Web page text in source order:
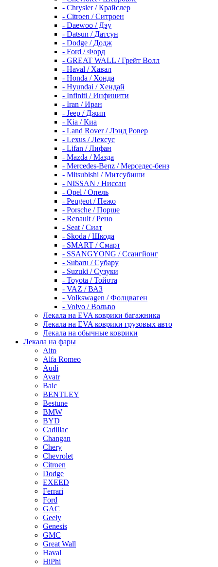
- Chrysler / Крайслер
- Citroen / Ситроен
- Daewoo / Дэу
- Datsun / Датсун
- Dodge / Додж
- Ford / Форд
- GREAT WALL / Грейт Волл
- Haval / Хавал
- Honda / Хонда
- Hyundai / Хендай
- Infiniti / Инфинити
- Iran / Иран
- Jeep / Джип
- Kia / Киа
- Land Rover / Лэнд Ровер
- Lexus / Лексус
- Lifan / Лифан
- Mazda / Мазда
- Mercedes-Benz / Мерседес-бенз
- Mitsubishi / Митсубиши
- NISSAN / Ниссан
- Opel / Опель
- Peugeot / Пежо
- Porsche / Порше
- Renault / Рено
- Seat / Сиат
- Skoda / Шкода
- SMART / Смарт
- SSANGYONG / Ссангйонг
- Subaru / Субару
- Suzuki / Сузуки
- Toyota / Тойота
- VAZ / ВАЗ
- Volkswagen / Фолцваген
- Volvo / Вольво
Лекала на EVA коврики багажника
Лекала на EVA коврики грузовых авто
Лекала на обычные коврики
Лекала на фары
Aito
Alfa Romeo
Audi
Avatr
Baic
BENTLEY
Bestune
BMW
BYD
Cadillac
Changan
Chery
Chevrolet
Citroen
Dodge
EXEED
Ferrari
Ford
GAC
Geely
Genesis
GMC
Great Wall
Haval
HiPhi